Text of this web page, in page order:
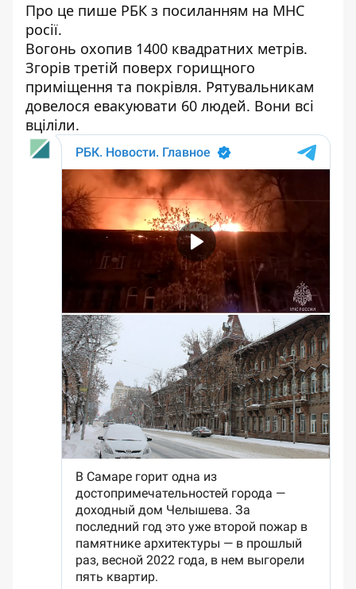
Про це пише РБК з посиланням на МНС
росії.
Вогонь охопив 1400 квадратних метрів.
Згорів третій поверх горищного
приміщення та покрівля. Рятувальникам
довелося евакуювати 60 людей. Вони всі
вціліли.